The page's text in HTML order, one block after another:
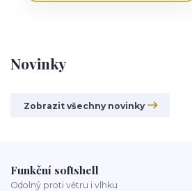
Novinky
Zobrazit všechny novinky
Funkční softshell
Odolný proti větru i vlhku